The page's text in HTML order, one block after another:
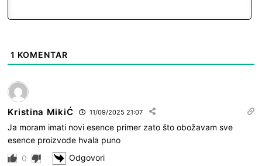
1 KOMENTAR
Kristina MikiĆ 11/09/2025 21:07
Ja moram imati novi esence primer zato što obožavam sve
esence proizvode hvala puno
0
Odgovori